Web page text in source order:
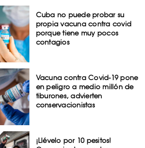
Cuba no puede probar su
propia vacuna contra covid
porque tiene muy pocos
contagios
Vacuna contra Covid-19 pone
en peligro a medio millón de
tiburones, advierten
conservacionistas
¡Llévelo por 10 pesitos!